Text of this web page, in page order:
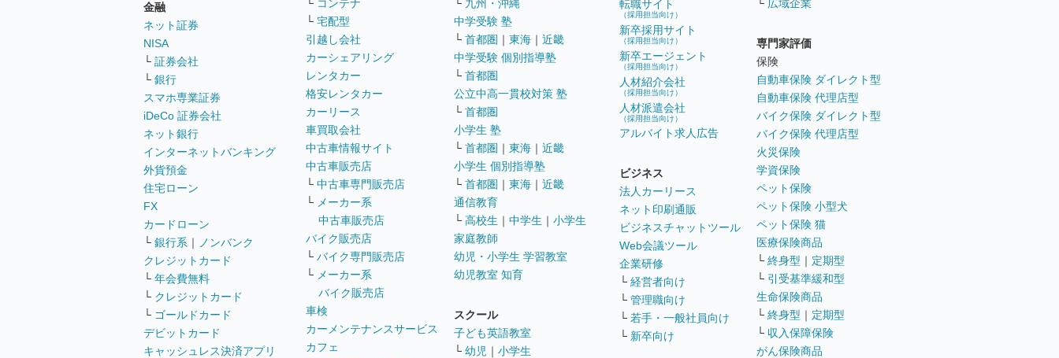
金融
ネット証券
NISA
└ 証券会社
└ 銀行
スマホ専業証券
iDeCo 証券会社
ネット銀行
インターネットバンキング
外貨預金
住宅ローン
FX
カードローン
└ 銀行系 ｜
ノンバンク
クレジットカード
└ 年会費無料
└ クレジットカード
└ ゴールドカード
デビットカード
キャッシュレス決済アプリ
└ コンテナ
└ 宅配型
引越し会社
カーシェアリング
レンタカー
格安レンタカー
カーリース
車買取会社
中古車情報サイト
中古車販売店
└ 中古車専門販売店
└ メーカー系
中古車販売店
バイク販売店
└ バイク専門販売店
└ メーカー系
バイク販売店
車検
カーメンテナンスサービス
カフェ
└ 九州・沖縄
中学受験 塾
└ 首都圏 ｜ 東海 ｜ 近畿
中学受験 個別指導塾
└ 首都圏
公立中高一貫校対策 塾
└ 首都圏
小学生 塾
└ 首都圏 ｜ 東海 ｜ 近畿
小学生 個別指導塾
└ 首都圏 ｜ 東海 ｜ 近畿
通信教育
└ 高校生 ｜ 中学生 ｜ 小学生
家庭教師
幼児・小学生 学習教室
幼児教室 知育
スクール
子ども英語教室
└ 幼児 ｜ 小学生
転職サイト
（採用担当向け）
新卒採用サイト
（採用担当向け）
新卒エージェント
（採用担当向け）
人材紹介会社
（採用担当向け）
人材派遣会社
（採用担当向け）
アルバイト求人広告
ビジネス
法人カーリース
ネット印刷通販
ビジネスチャットツール
Web会議ツール
企業研修
└ 経営者向け
└ 管理職向け
└ 若手・一般社員向け
└ 新卒向け
└ 広域企業
専門家評価
保険
自動車保険 ダイレクト型
自動車保険 代理店型
バイク保険 ダイレクト型
バイク保険 代理店型
火災保険
学資保険
ペット保険
ペット保険 小型犬
ペット保険 猫
医療保険商品
└ 終身型 ｜ 定期型
└ 引受基準緩和型
生命保険商品
└ 終身型 ｜ 定期型
└ 収入保障保険
がん保険商品